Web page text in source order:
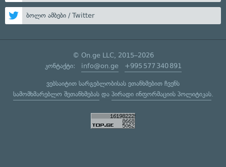
ბოლო ამბები / Twitter
© On.ge LLC, 2015–2026
კონტაქტი: info@on.ge +995 577 340 891
ვებსაიტით სარგებლობისას ეთანხმებით ჩვენს
სამომხმარებლო შეთანხმებასდა პირადი ინფორმაციის პოლიტიკას.